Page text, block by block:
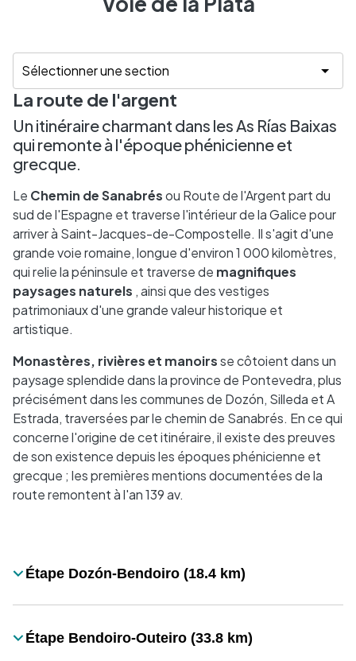
La route de l'argent
Un itinéraire charmant dans les As Rías Baixas
qui remonte à l'époque phénicienne et
grecque.
Le Chemin de Sanabrésou Route de l'Argent part du
sud de l'Espagne et traverse l'intérieur de la Galice pour
arriver à Saint-Jacques-de-Compostelle. Il s'agit d'une
grande voie romaine, longue d'environ 1 000 kilomètres,
qui relie la péninsule et traverse de magnifiques
paysages naturels , ainsi que des vestiges
patrimoniaux d'une grande valeur historique et
artistique.
Monastères, rivières et manoirsse côtoient dans un
paysage splendide dans la province de Pontevedra, plus
précisément dans les communes de Dozón, Silleda et A
Estrada, traversées par le chemin de Sanabrés. En ce qui
concerne l'origine de cet itinéraire, il existe des preuves
de son existence depuis les époques phénicienne et
grecque ; les premières mentions documentées de la
route remontent à l'an 139 av.
Título
Étape Dozón-Bendoiro (18.4 km)
Título
Étape Bendoiro-Outeiro (33.8 km)